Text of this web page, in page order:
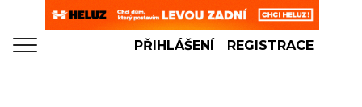
PŘIHLÁŠENÍ REGISTRACE